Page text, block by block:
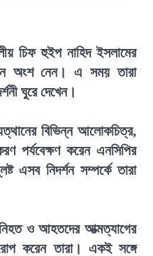
চিফ হুইপ নাহিদ ইসলামের
অংশ নেন। এ সময় তারা
ঘুরে দেখেন।
বিভিন্ন আলোকচিত্র,
পর্যবেক্ষণ করেন এনসিপির
এসব নিদর্শন সম্পর্কে তারা
ও আহতদের আত্মত্যাগের
করেন তারা। একই সঙ্গে